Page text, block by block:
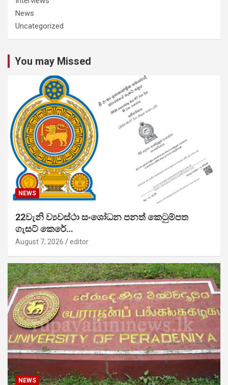
News
Uncategorized
You may Missed
NEWS
22වැනි ව්‍යවස්ථා සංශෝධන පනත් කෙටුම්පත
ගැසට් කෙරේ…
August 7, 2026 editor
NEWS